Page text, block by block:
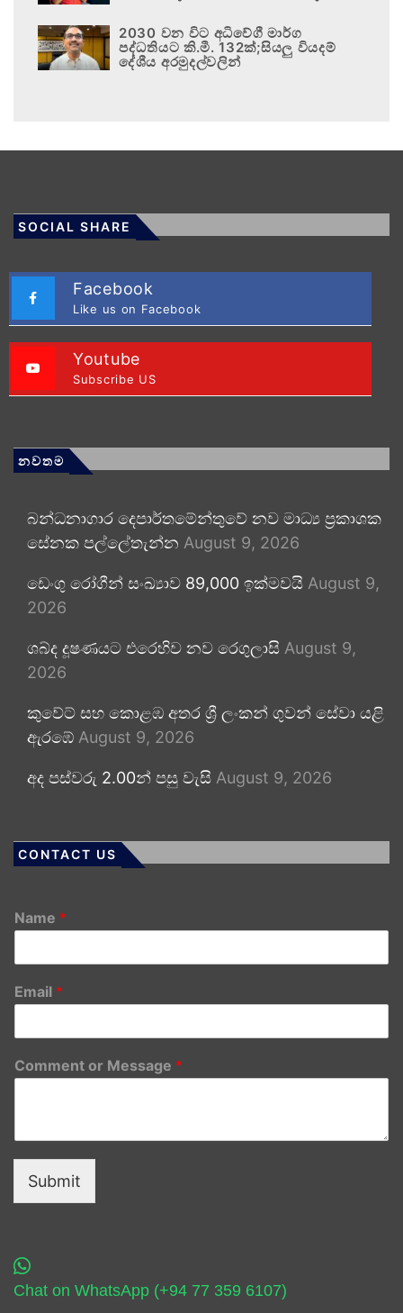
2030 වන විට අධිවේගී මාර්ග
පද්ධතියට කි.මී. 132ක්;සියලු වියදම්
දේශීය අරමුදල්වලින්
SOCIAL SHARE
Facebook
Like us on Facebook
Youtube
Subscribe US
නවතම
බන්ධනාගාර දෙපාර්තමේන්තුවේ නව මාධ්‍ය ප්‍රකාශක
සේනක පල්ලේතැන්න August 9, 2026
ඩෙංගු රෝගීන් සංඛ්‍යාව 89,000 ඉක්මවයි August 9,
2026
ශබ්ද දූෂණයට එරෙහිව නව රෙගුලාසි August 9,
2026
කුවේට් සහ කොළඹ අතර ශ්‍රී ලංකන් ගුවන් සේවා යළි
ඇරඹේ August 9, 2026
අද පස්වරු 2.00න් පසු වැසි August 9, 2026
CONTACT US
Name *
Email *
Comment or Message *
Submit
Chat on WhatsApp (+94 77 359 6107)